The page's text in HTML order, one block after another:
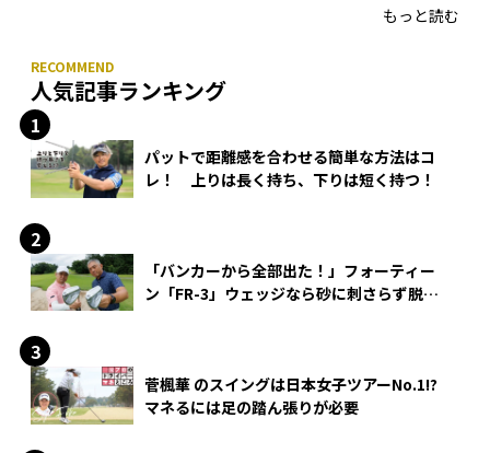
もっと読む
人気記事ランキング
パットで距離感を合わせる簡単な方法はコ
レ！ 上りは長く持ち、下りは短く持つ！
「バンカーから全部出た！」フォーティー
ン「FR-3」ウェッジなら砂に刺さらず脱出
菅楓華 のスイングは日本女子ツアーNo.1!?
マネるには足の踏ん張りが必要